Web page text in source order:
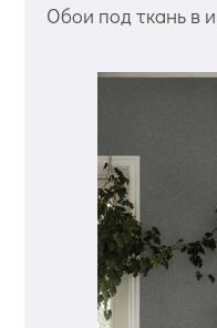
Обои под ткань в